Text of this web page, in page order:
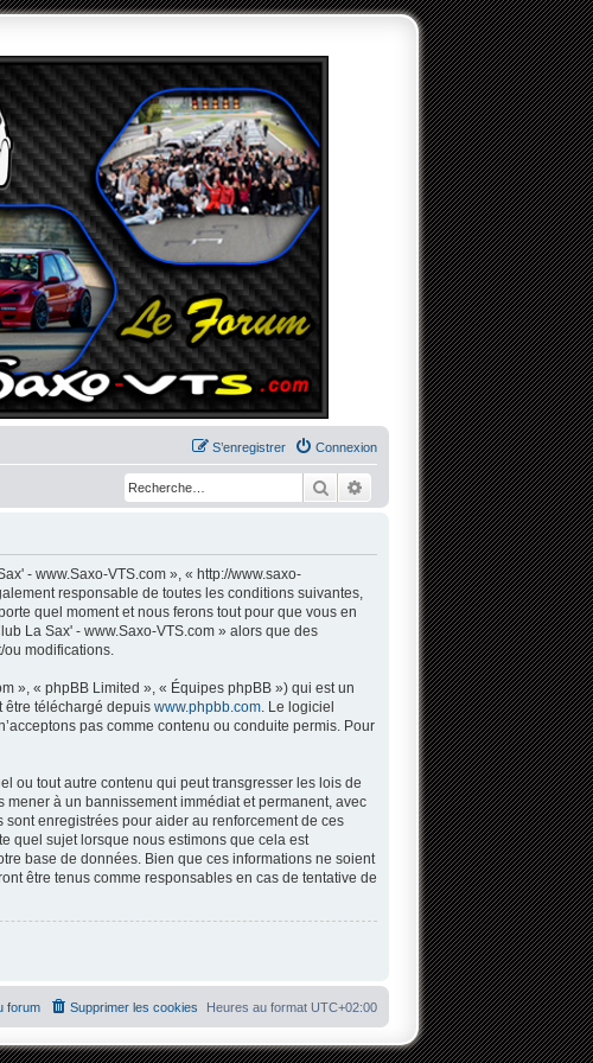
Connexion
S’enregistrer
RechercherRecherche avancée
- www.Saxo-VTS.com », « http://www.saxo-
responsable de toutes les conditions suivantes,
quel moment et nous ferons tout pour que vous en
La Sax' - www.Saxo-VTS.com » alors que des
ou modifications.
», « phpBB Limited », « Équipes phpBB ») qui est un
être téléchargé depuis www.phpbb.com. Le logiciel
pas comme contenu ou conduite permis. Pour
ou tout autre contenu qui peut transgresser les lois de
à un bannissement immédiat et permanent, avec
enregistrées pour aider au renforcement de ces
quel sujet lorsque nous estimons que cela est
base de données. Bien que ces informations ne soient
être tenus comme responsables en cas de tentative de
Heures au format UTC+02:00
Supprimer les cookies
forum